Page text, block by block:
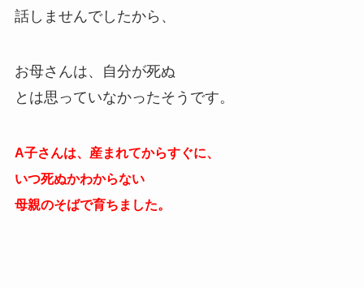
話しませんでしたから、
お母さんは、自分が死ぬ
とは思っていなかったそうです。
A子さんは、産まれてからすぐに、
いつ死ぬかわからない
母親のそばで育ちました。